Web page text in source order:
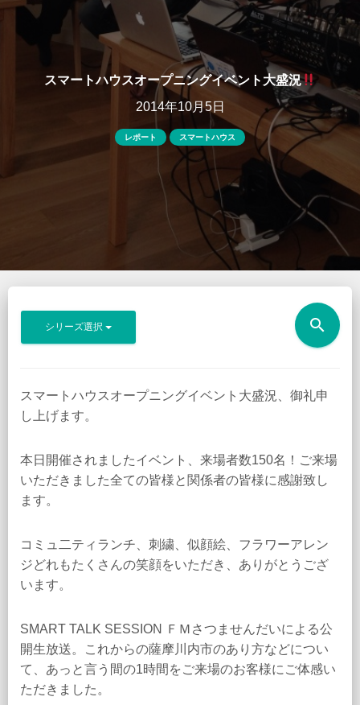
スマートハウスオープニングイベント大盛況
2014年10月5日
レポート スマートハウス
シリーズ選択 search
スマートハウスオープニングイベント大盛況、御礼申
し上げます。
本日開催されましたイベント、来場者数150名！ご来場
いただきました全ての皆様と関係者の皆様に感謝致し
ます。
コミュ二ティランチ、刺繍、似顔絵、フラワーアレン
ジどれもたくさんの笑顔をいただき、ありがとうござ
います。
SMART TALK SESSION ＦＭさつませんだいによる公
開生放送。これからの薩摩川内市のあり方などについ
て、あっと言う間の1時間をご来場のお客様にご体感い
ただきました。